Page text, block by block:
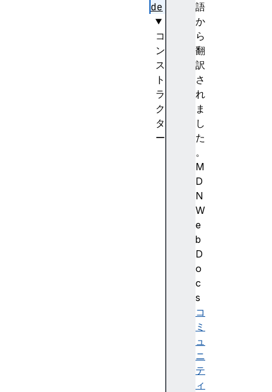
語
か
ら
翻
訳
さ
れ
ま
し
た
。
M
D
N
W
e
b
D
o
c
s
コ
ミ
ュ
ニ
テ
ィ
de
コ
ン
ス
ト
ラ
ク
タ
ー